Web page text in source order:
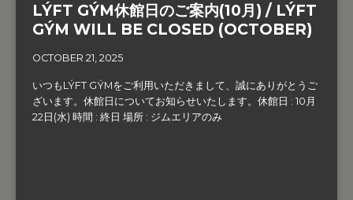
LÝFT GÝM休館日のご案内(10月) / LÝFT
GÝM WILL BE CLOSED (OCTOBER)
OCTOBER 21, 2025
いつもLÝFT GÝMをご利用いただきまして、誠にありがとうご
ざいます。‍休館日についてお知らせいたします。休館日 : 10月
22日(水) 時間 : 終日 場所 : ジムエリアのみ